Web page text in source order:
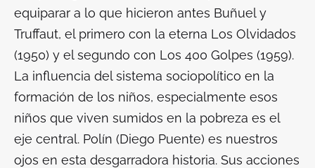
equiparar a lo que hicieron antes Buñuel y
Truffaut, el primero con la eterna Los Olvidados
(1950) y el segundo con Los 400 Golpes (1959).
La influencia del sistema sociopolítico en la
formación de los niños, especialmente esos
niños que viven sumidos en la pobreza es el
eje central. Polín (Diego Puente) es nuestros
ojos en esta desgarradora historia. Sus acciones